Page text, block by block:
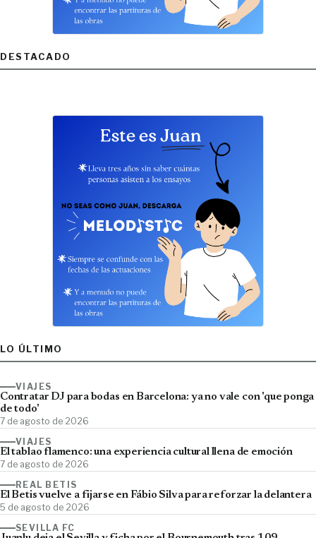
DESTACADO
LO ÚLTIMO
VIAJES
Contratar DJ para bodas en Barcelona: ya no vale con 'que ponga
de todo'
7 de agosto de 2026
VIAJES
El tablao flamenco: una experiencia cultural llena de emoción
7 de agosto de 2026
REAL BETIS
El Betis vuelve a fijarse en Fábio Silva para reforzar la delantera
5 de agosto de 2026
SEVILLA FC